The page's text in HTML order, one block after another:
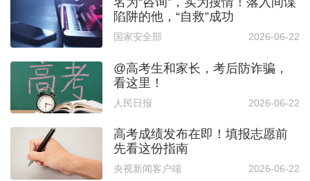
陷阱的他，“自救”成功
国家安全部 2026-06-22
@高考生和家长，考后防诈骗，
看这里！
人民日报 2026-06-22
高考成绩发布在即！填报志愿前
先看这份指南
央视新闻客户端 2026-06-22